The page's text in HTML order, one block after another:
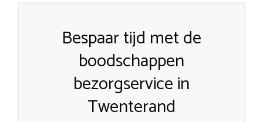
Bespaar tijd met de
boodschappen
bezorgservice in
Twenterand